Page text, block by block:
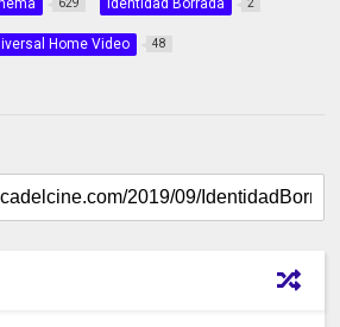
Home Video 48